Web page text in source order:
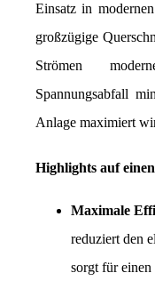
Einsatz in
großzügige
Strömen
Spannungsabfall
Anlage maximiert
Highlights auf
Maximale
reduziert den
sorgt für